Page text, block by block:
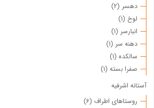
دهسر (2)
لوخ (1)
انبارسر (1)
دهنه سر (1)
سالکده (1)
صفرا بسته (1)
آستانه اشرفیه
روستاهای اطراف (6)